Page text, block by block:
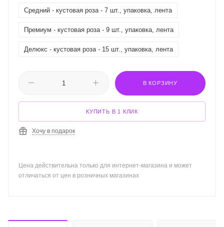
Средний - кустовая роза - 7 шт., упаковка, лента
Премиум - кустовая роза - 9 шт., упаковка, лента
Делюкс - кустовая роза - 15 шт., упаковка, лента
В КОРЗИНУ
КУПИТЬ В 1 КЛИК
Хочу в подарок
Цена действительна только для интернет-магазина и может
отличаться от цен в розничных магазинах